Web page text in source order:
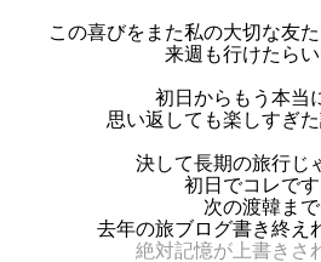
この喜びをまた私の大切な友
来週も行けたらい
初日からもう本当
思い返しても楽しすぎ
決して長期の旅行じ
初日でコレです
次の渡韓ま
去年の旅ブログ書き終え
絶対記憶が上書きさ